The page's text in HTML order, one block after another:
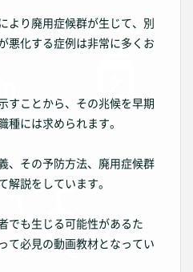
より廃用症候群が生じて、別
悪化する症例は非常に多くお
すことから、その兆候を早期
には求められます。
、その予防方法、廃用症候群
解説をしています。
でも生じる可能性があるた
て必見の動画教材となってい